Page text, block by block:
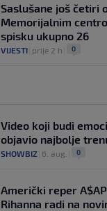
Saslušane još četiri
Memorijalnim
spisku ukupno 26
VIJESTI prije 2 h 0
Video koji budi
objavio najbolje
SHOWBIZ 6. aug. 0
Američki reper
Rihanna radi na